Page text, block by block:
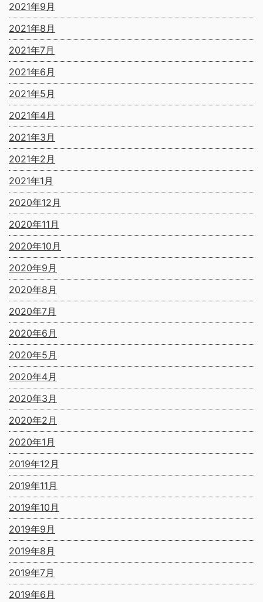
2021年9月
2021年8月
2021年7月
2021年6月
2021年5月
2021年4月
2021年3月
2021年2月
2021年1月
2020年12月
2020年11月
2020年10月
2020年9月
2020年8月
2020年7月
2020年6月
2020年5月
2020年4月
2020年3月
2020年2月
2020年1月
2019年12月
2019年11月
2019年10月
2019年9月
2019年8月
2019年7月
2019年6月